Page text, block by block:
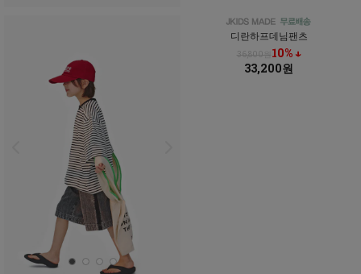
디란하프데님팬츠
36,800원 10% ↓
33,200원